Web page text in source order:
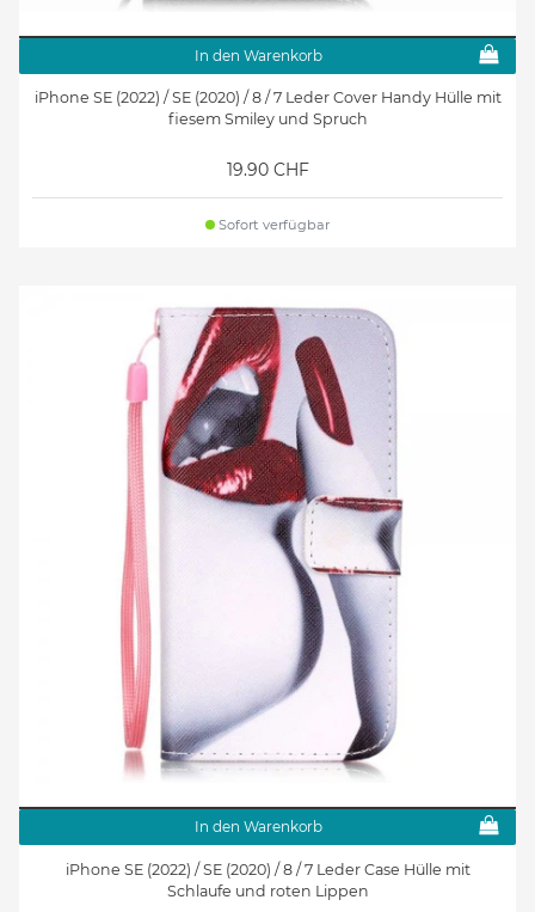
In den Warenkorb
iPhone SE (2022) / SE (2020) / 8 / 7 Leder Cover Handy Hülle mit
fiesem Smiley und Spruch
19.90 CHF
Sofort verfügbar
In den Warenkorb
iPhone SE (2022) / SE (2020) / 8 / 7 Leder Case Hülle mit
Schlaufe und roten Lippen